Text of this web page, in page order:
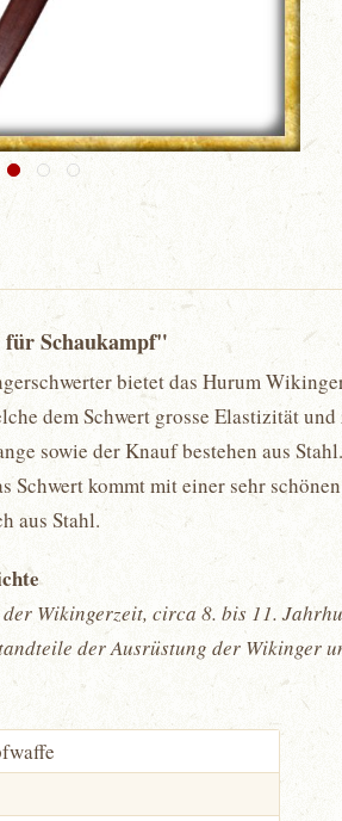
Schaukampf"
bietet das Hurum
dem Schwert grosse Elastizität
sowie der Knauf bestehen aus
Schwert kommt mit einer sehr
aus Stahl.
Wikingerzeit, circa 8. bis 11.
der Ausrüstung der Wikinger